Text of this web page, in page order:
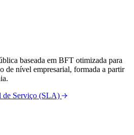
baseada em BFT otimizada para
de nível empresarial, formada a partir
de Serviço (SLA)